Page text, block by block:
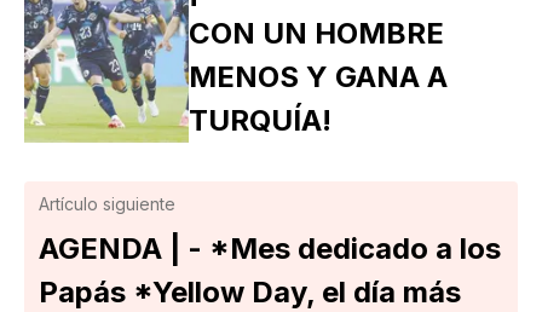
CON UN HOMBRE
MENOS Y GANA A
TURQUÍA!
Artículo siguiente
AGENDA | - *Mes dedicado a los
Papás *Yellow Day, el día más